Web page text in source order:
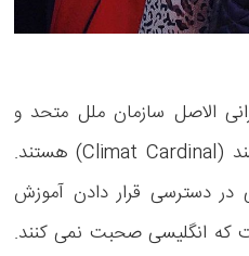
الاصل سازمان ملل متحد و
بنیانگذار موسسه اقلیم قدرتمند (Climat Cardinal) هستند.
در دسترسی قرار دادن آموزش
که انگلیسی صحبت نمی کنند.